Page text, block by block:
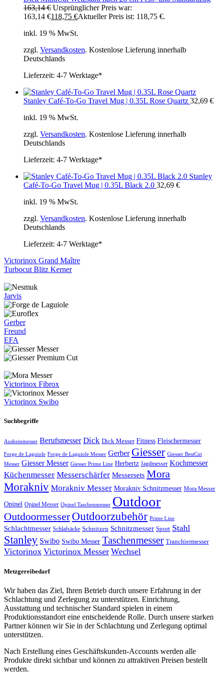
163,14€ Ursprünglicher Preis war:
163,14 €118,75 €Aktueller Preis ist: 118,75 €.
inkl. 19 % MwSt.
zzgl. Versandkosten. Kostenlose Lieferung innerhalb
Deutschlands
Lieferzeit: 4-7 Werktage*
Stanley Café-To-Go Travel Mug | 0.35L Rose Quartz 32,69 €
inkl. 19 % MwSt.
zzgl. Versandkosten. Kostenlose Lieferung innerhalb
Deutschlands
Lieferzeit: 4-7 Werktage*
Stanley
Café-To-Go Travel Mug | 0.35L Black 2.0 32,69 €
inkl. 19 % MwSt.
zzgl. Versandkosten. Kostenlose Lieferung innerhalb
Deutschlands
Lieferzeit: 4-7 Werktage*
Victorinox Grand Maître
Turbocut Blitz Kerner
Jarvis
Gerber
Freund
EFA
Victorinox Fibrox
Victorinox Swibo
Suchbegriffe
Ausbeinmesser Berufsmesser Dick Dick Messer Fitness Fleischermesser
Forge de Laguiole Forge de Laguiole Messer Gerber Giesser Giesser BestCut
Messer Giesser Messer Giesser Prime Line Herbertz Jagdmesser Kochmesser
Küchenmesser Messerschärfer Messersets Mora
Morakniv Morakniv Messer Morakniv Schnitzmesser Mora Messer
Opinel Opinel Messer Opinel Taschenmesser Outdoor
Outdoormesser Outdoorzubehör Prime Line
Schlachtmesser Schlafsäcke Schnitzen Schnitzmesser Sport Stahl
Stanley Swibo Swibo Messer Taschenmesser Tranchiermesser
Victorinox Victorinox Messer Wechsel
Metzgereibedarf
Wir haben das Ziel, Ihren Betrieb durch unsere Erfahrung in der
Schlachtung und Zerlegung zu unterstützen. Einrichtung,
Ausstattung und technischer Standard spielen in einem
Produktionsstandort eine entscheidende Rolle. Durch unsere starken
Partner können wir Sie in der Schlachtung und Zerlegung optimal
unterstützen.
Nach Erstellung eines Geschäftskunden-Accounts werden alle
Produkte direkt sichtbar und können zu attraktiven Preisen bestellt
werden.